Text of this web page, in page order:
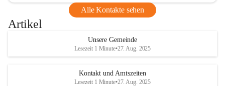
Alle Kontakte sehen
Artikel
Unsere Gemeinde
Lesezeit 1 Minute•27. Aug. 2025
Kontakt und Amtszeiten
Lesezeit 1 Minute•27. Aug. 2025